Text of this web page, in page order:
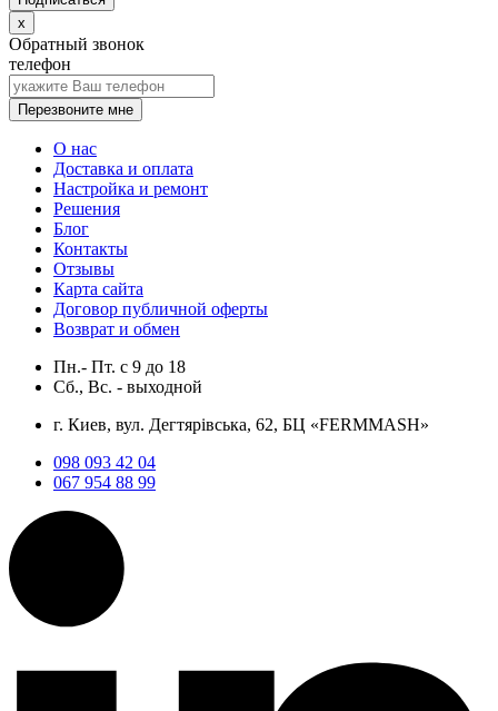
x
Обратный звонок
телефон
Перезвоните мне
О нас
Доставка и оплата
Настройка и ремонт
Решения
Блог
Контакты
Отзывы
Карта сайта
Договор публичной оферты
Возврат и обмен
Пн.- Пт. с 9 до 18
Сб., Вс. - выходной
г. Киев, вул. Дегтярівська, 62, БЦ «FERMMASH»
098 093 42 04
067 954 88 99